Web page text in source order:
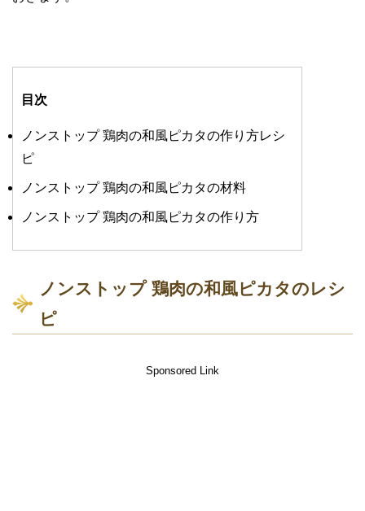
目次
ノンストップ 鶏肉の和風ピカタの作り方レシ
ピ
ノンストップ 鶏肉の和風ピカタの材料
ノンストップ 鶏肉の和風ピカタの作り方
ノンストップ 鶏肉の和風ピカタのレシ
ピ
Sponsored Link